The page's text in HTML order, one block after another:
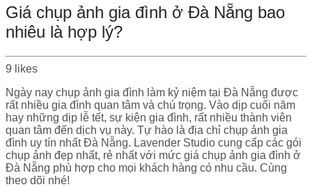
Giá chụp ảnh gia đình ở Đà Nẵng bao
nhiêu là hợp lý?
9 likes
Ngày nay chụp ảnh gia đình làm kỷ niệm tại Đà Nẵng được
rất nhiều gia đình quan tâm và chú trọng. Vào dịp cuối năm
hay những dịp lễ tết, sự kiện gia đình, rất nhiều thành viên
quan tâm đến dịch vụ này. Tự hào là địa chỉ chụp ảnh gia
đình uy tín nhất Đà Nẵng. Lavender Studio cung cấp các gói
chụp ảnh đẹp nhất, rẻ nhất với mức giá chụp ảnh gia đình ở
Đà Nẵng phù hợp cho mọi khách hàng có nhu cầu. Cùng
theo dõi nhé!